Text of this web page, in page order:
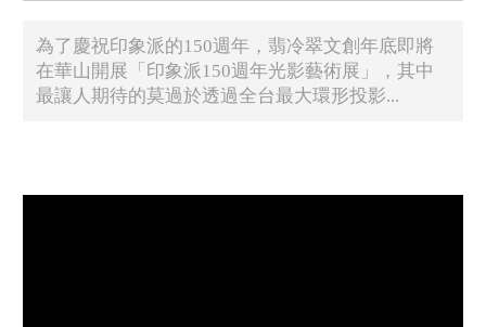
為了慶祝印象派的150週年，翡冷翠文創年底即將
在華山開展「印象派150週年光影藝術展」，其中
最讓人期待的莫過於透過全台最大環形投影...